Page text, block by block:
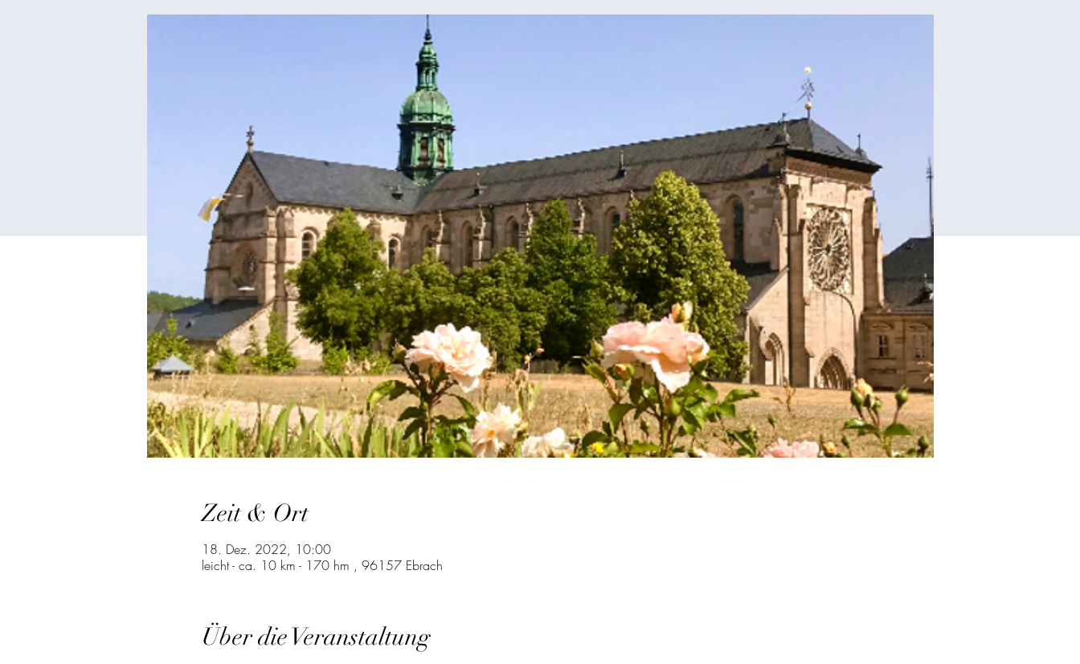
Zeit & Ort
18. Dez. 2022, 10:00
leicht - ca. 10 km - 170 hm , 96157 Ebrach
Über die Veranstaltung